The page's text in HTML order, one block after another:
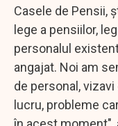
Casele de Pensii,
lege a pensiilor,
personalul
angajat. Noi am
de personal,
lucru, probleme